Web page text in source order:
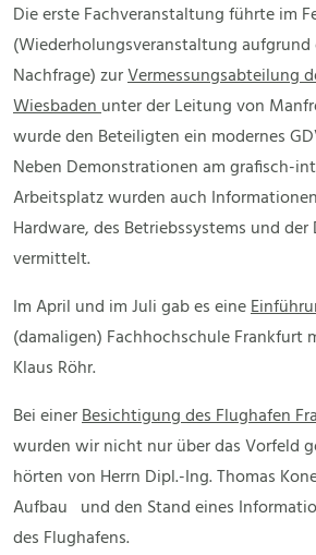
Die erste Fachveranstaltung führte im
(Wiederholungsveranstaltung aufgrund
Nachfrage) zurVermessungsabteilung
Wiesbadenunter der Leitung von
wurde den Beteiligten ein modernes
Neben Demonstrationen am grafisch-
Arbeitsplatz wurden auch
Hardware, des Betriebssystems und
vermittelt.
Im April und im Juli gab es eine
(damaligen) Fachhochschule Frankfurt
Klaus Röhr.
Bei einerBesichtigung des Flughafen
wurden wir nicht nur über das Vorfeld
hörten von Herrn Dipl.-Ing. Thomas
Aufbau und den Stand eines
des Flughafens.